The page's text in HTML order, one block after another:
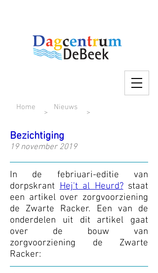
Home
>
Nieuws
>
Bezichtiging
19 november 2019
In de febriuari-editie van
dorpskrantHej't al Heurd?staat
een artikel over zorgvoorziening
de Zwarte Racker. Een van de
onderdelen uit dit artikel gaat
over de bouw van
zorgvoorziening de Zwarte
Racker: